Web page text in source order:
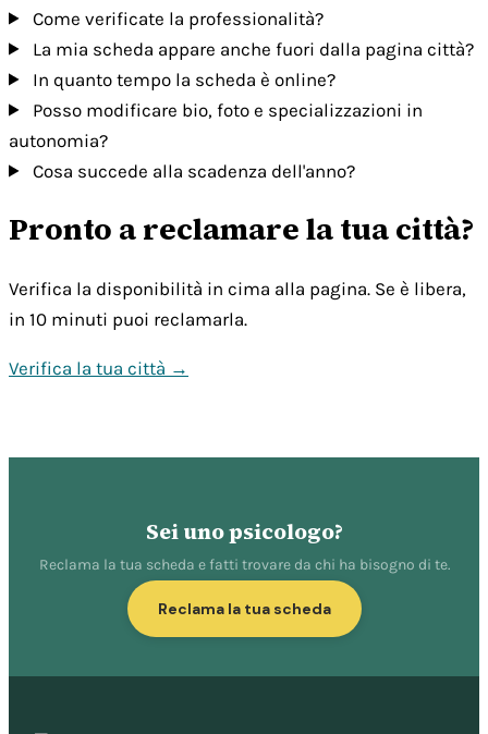
Come verificate la professionalità?
La mia scheda appare anche fuori dalla pagina città?
In quanto tempo la scheda è online?
Posso modificare bio, foto e specializzazioni in
autonomia?
Cosa succede alla scadenza dell'anno?
Pronto a reclamare la tua città?
Verifica la disponibilità in cima alla pagina. Se è libera,
in 10 minuti puoi reclamarla.
Verifica la tua città →
Sei uno psicologo?
Reclama la tua scheda e fatti trovare da chi ha bisogno di te.
Reclama la tua scheda